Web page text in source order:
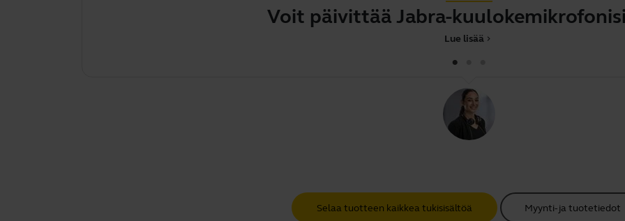
Voit päivittää Jabra-kuulokemikrofonisi
chevron_right
Lue lisää
Selaa tuotteen kaikkea tukisisältöä Myynti- ja tuotetiedot